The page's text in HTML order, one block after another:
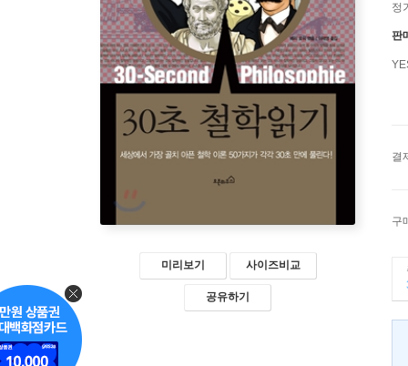
미리보기 사이즈비교
공유하기
정
판
결
구